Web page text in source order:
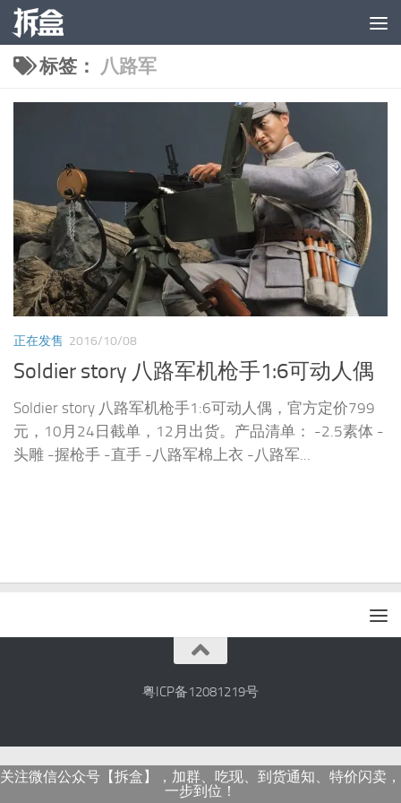
跳至内容
标签： 八路军
正在发售 2016/10/08
Soldier story 八路军机枪手1:6可动人偶
Soldier story 八路军机枪手1:6可动人偶，官方定价799
元，10月24日截单，12月出货。产品清单： -2.5素体 -
头雕 -握枪手 -直手 -八路军棉上衣 -八路军...
粤ICP备12081219号
关注微信公众号【拆盒】，加群、吃现、到货通知、特价闪卖，
一步到位！